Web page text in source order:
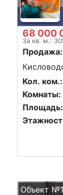
68 000
За кв. м.:
Продажа:
Кол. ком.:
Комнаты:
Площадь:
Объект